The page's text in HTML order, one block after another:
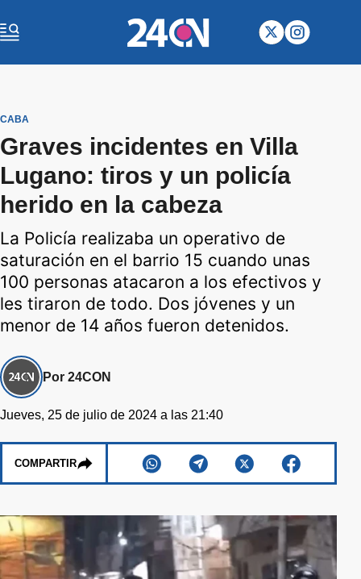
CABA
Graves incidentes en Villa
Lugano: tiros y un policía
herido en la cabeza
La Policía realizaba un operativo de
saturación en el barrio 15 cuando unas
100 personas atacaron a los efectivos y
les tiraron de todo. Dos jóvenes y un
menor de 14 años fueron detenidos.
Por 24CON
Jueves, 25 de julio de 2024 a las 21:40
COMPARTIR